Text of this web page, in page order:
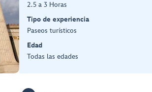
2.5 a 3 Horas
Tipo de experiencia
Paseos turísticos
Edad
Todas las edades